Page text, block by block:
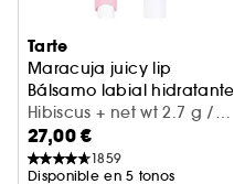
Tarte
Maracuja juicy lip
Bálsamo labial
Hibiscus + net wt 2.7 g /
0.095 Oz.
27,00 €
1859
Disponible en 5 tonos